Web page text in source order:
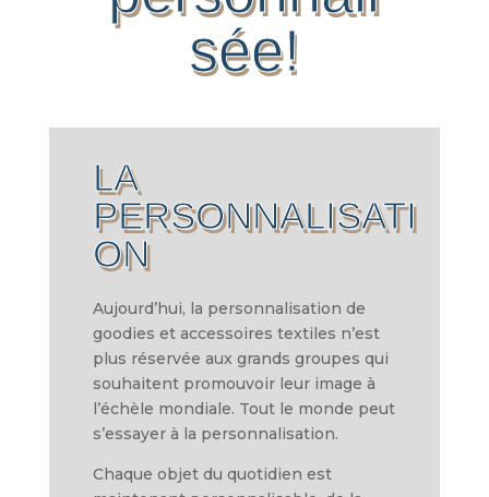
sée!
LA
PERSONNALISATI
ON
Aujourd’hui, la personnalisation de
goodies et accessoires textiles n’est
plus réservée aux grands groupes qui
souhaitent promouvoir leur image à
l’échèle mondiale. Tout le monde peut
s’essayer à la personnalisation.
Chaque objet du quotidien est